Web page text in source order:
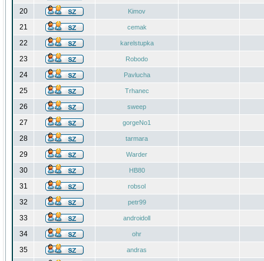
20 Kimov
21 cemak
22 karelstupka
23 Robodo
24 Pavlucha
25 Trhanec
26 sweep
27 gorgeNo1
28 tarmara
29 Warder
30 HB80
31 robsol
32 petr99
33 androidoll
34 ohr
35 andras